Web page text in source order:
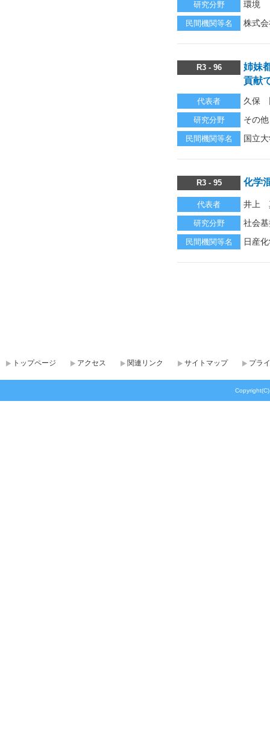
研究分野 環境
民間機関等名 株式
R3 - 96
姉妹
貢献
代表者 久保
研究分野 その他
民間機関等名 国立
R3 - 95 化学
代表者 井上
研究分野 社会
民間機関等名 日産
トップページ アクセス 関連リンク サイトマップ プラ